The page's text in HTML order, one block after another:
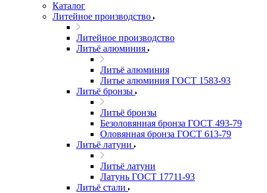
Каталог
Литейное производство
Литейное производство
Литьё алюминия
Литьё алюминия
Литье алюминия ГОСТ 1583-93
Литьё бронзы
Литьё бронзы
Безоловянная бронза ГОСТ 493-79
Оловянная бронза ГОСТ 613-79
Литьё латуни
Литьё латуни
Латунь ГОСТ 17711-93
Литьё стали